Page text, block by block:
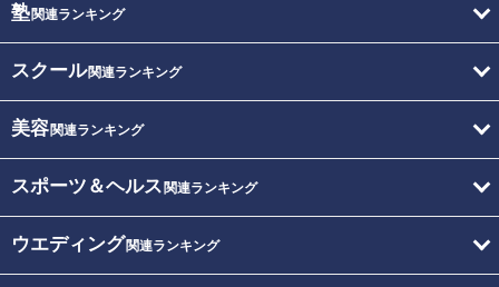
塾関連ランキング
スクール関連ランキング
美容関連ランキング
スポーツ＆ヘルス 関連ランキング
ウエディング関連ランキング